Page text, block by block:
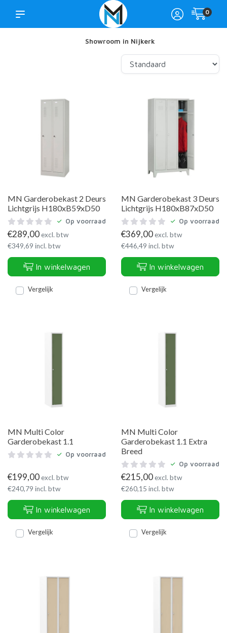
0
Showroom in Nijkerk
MN Garderobekast 2 Deurs
Lichtgrijs H180xB59xD50
Op voorraad
€289,00excl. btw
€349,69 incl. btw
In winkelwagen
Vergelijk
MN Garderobekast 3 Deurs
Lichtgrijs H180xB87xD50
Op voorraad
€369,00excl. btw
€446,49 incl. btw
In winkelwagen
Vergelijk
MN Multi Color
Garderobekast 1.1
Op voorraad
€199,00excl. btw
€240,79 incl. btw
In winkelwagen
Vergelijk
MN Multi Color
Garderobekast 1.1 Extra
Breed
Op voorraad
€215,00excl. btw
€260,15 incl. btw
In winkelwagen
Vergelijk